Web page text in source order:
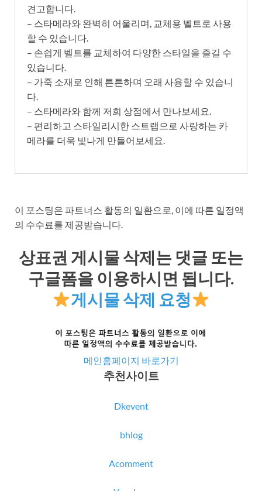
견고합니다.
– 스타메라와 완벽히 어울리며, 교체용 벨트로 사용
할 수 있습니다.
– 손쉽게 벨트를 교체하여 다양한 스타일을 즐길 수
있습니다.
– 가죽 소재로 인해 튼튼하며 오래 사용할 수 있습니
다.
– 스타메라와 함께 저희 상점에서 만나보세요.
– 편리하고 스타일리시한 스트랩으로 사랑하는 카
메라를 더욱 빛나게 만들어보세요.
이 포스팅은 파트너스 활동의 일환으로, 이에 따른 일정액
의 수수료를 제공받습니다.
상표권 게시물 삭제는 댓글 또는
구글폼을 이용하시면 됩니다.
게시물 삭제 요청
메인홈페이지 바로가기
추천사이트
Dkevent
bhlog
Acomment